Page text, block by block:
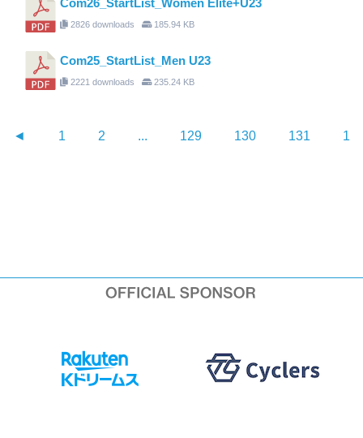
Com26_StartList_Women Elite+U23
2826 downloads 185.94 KB
Com25_StartList_Men U23
2221 downloads 235.24 KB
◄ 1 2 ... 129 130 131